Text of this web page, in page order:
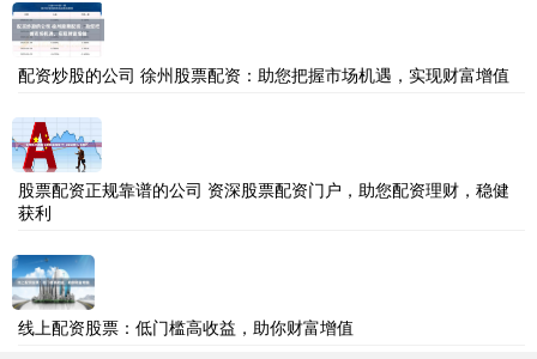
配资炒股的公司 徐州股票配资：助您把握市场机遇，实现财富增值
股票配资正规靠谱的公司 资深股票配资门户，助您配资理财，稳健
获利
线上配资股票：低门槛高收益，助你财富增值